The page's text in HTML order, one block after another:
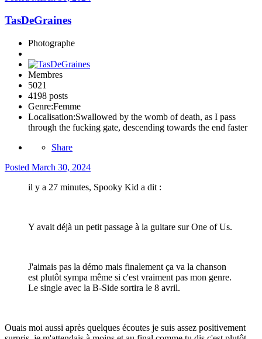
TasDeGraines
Photographe
Membres
5021
4198 posts
Genre:Femme
Localisation:Swallowed by the womb of death, as I pass
through the fucking gate, descending towards the end faster
Share
Posted March 30, 2024
il y a 27 minutes, Spooky Kid a dit :
Y avait déjà un petit passage à la guitare sur One of Us.
J'aimais pas la démo mais finalement ça va la chanson
est plutôt sympa même si c'est vraiment pas mon genre.
Le single avec la B-Side sortira le 8 avril.
Ouais moi aussi après quelques écoutes je suis assez positivement